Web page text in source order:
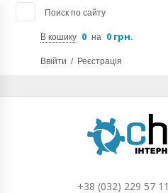
Поиск по сайту
В кошику 0 на 0 грн.
Ввійти / Реєстрація
+38 (032) 229 57 11